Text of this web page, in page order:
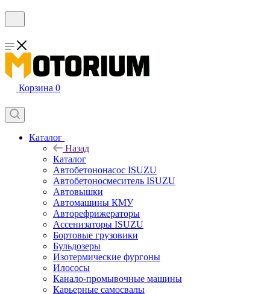
Корзина 0
Каталог
Назад
Каталог
Автобетононасос ISUZU
Автобетоносмеситель ISUZU
Автовышки
Автомашины КМУ
Авторефрижераторы
Ассенизаторы ISUZU
Бортовые грузовики
Бульдозеры
Изотермические фургоны
Илососы
Канало-промывочные машины
Карьерные самосвалы